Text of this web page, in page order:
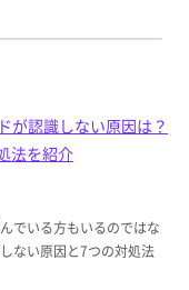
が認識しない原因は？
法を紹介
でいる方もいるのではな
ない原因と7つの対処法